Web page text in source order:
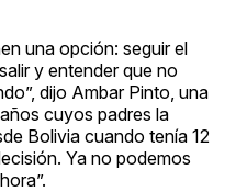
una opción: seguir el
y entender que no
dijo Ambar Pinto, una
cuyos padres la
Bolivia cuando tenía 12
Ya no podemos